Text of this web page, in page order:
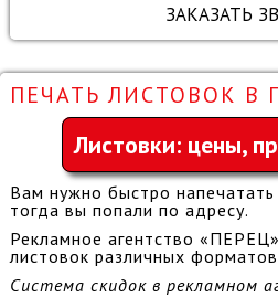
ЗАКАЗАТЬ
ПЕЧАТЬ ЛИСТОВОК В
Листовки: цены,
Вам нужно быстро напечатать
тогда вы попали по адресу.
Рекламное агентство
листовок различных
Система скидок в рекламном